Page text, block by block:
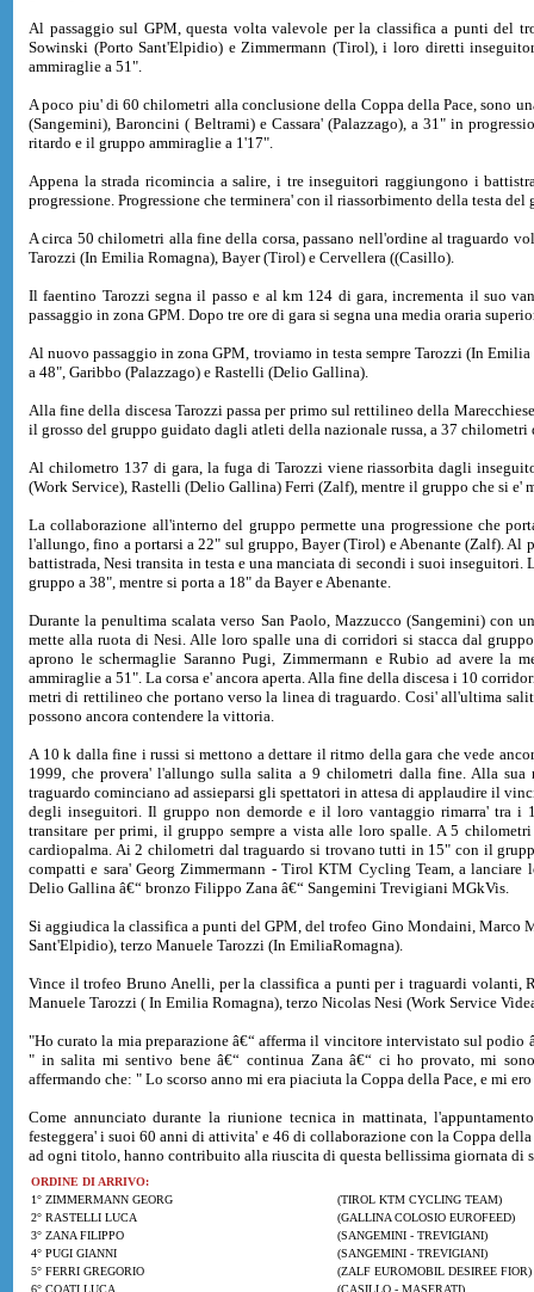
Al passaggio sul GPM, questa volta valevole per la classifica a punti del
Sowinski (Porto Sant'Elpidio) e Zimmermann (Tirol), i loro diretti
ammiraglie a 51".
A poco piu' di 60 chilometri alla conclusione della Coppa della Pace, sono
(Sangemini), Baroncini ( Beltrami) e Cassara' (Palazzago), a 31" in
ritardo e il gruppo ammiraglie a 1'17".
Appena la strada ricomincia a salire, i tre inseguitori raggiungono i
progressione. Progressione che terminera' con il riassorbimento della testa
A circa 50 chilometri alla fine della corsa, passano nell'ordine al traguardo
Tarozzi (In Emilia Romagna), Bayer (Tirol) e Cervellera ((Casillo).
Il faentino Tarozzi segna il passo e al km 124 di gara, incrementa il suo
passaggio in zona GPM. Dopo tre ore di gara si segna una media oraria
Al nuovo passaggio in zona GPM, troviamo in testa sempre Tarozzi (In
a 48", Garibbo (Palazzago) e Rastelli (Delio Gallina).
Alla fine della discesa Tarozzi passa per primo sul rettilineo della
il grosso del gruppo guidato dagli atleti della nazionale russa, a 37
Al chilometro 137 di gara, la fuga di Tarozzi viene riassorbita dagli
(Work Service), Rastelli (Delio Gallina) Ferri (Zalf), mentre il gruppo che si e'
La collaborazione all'interno del gruppo permette una progressione che
l'allungo, fino a portarsi a 22" sul gruppo, Bayer (Tirol) e Abenante (Zalf).
battistrada, Nesi transita in testa e una manciata di secondi i suoi
gruppo a 38", mentre si porta a 18" da Bayer e Abenante.
Durante la penultima scalata verso San Paolo, Mazzucco (Sangemini) con
mette alla ruota di Nesi. Alle loro spalle una di corridori si stacca dal
aprono le schermaglie Saranno Pugi, Zimmermann e Rubio ad avere la
ammiraglie a 51". La corsa e' ancora aperta. Alla fine della discesa i 10
metri di rettilineo che portano verso la linea di traguardo. Cosi' all'ultima
possono ancora contendere la vittoria.
A 10 k dalla fine i russi si mettono a dettare il ritmo della gara che vede
1999, che provera' l'allungo sulla salita a 9 chilometri dalla fine. Alla
traguardo cominciano ad assieparsi gli spettatori in attesa di applaudire il
degli inseguitori. Il gruppo non demorde e il loro vantaggio rimarra' tra i
transitare per primi, il gruppo sempre a vista alle loro spalle. A 5
cardiopalma. Ai 2 chilometri dal traguardo si trovano tutti in 15" con il
compatti e sara' Georg Zimmermann - Tirol KTM Cycling Team, a
Delio Gallina â€“ bronzo Filippo Zana â€“ Sangemini Trevigiani MGkVis.
Si aggiudica la classifica a punti del GPM, del trofeo Gino Mondaini, Marco
Sant'Elpidio), terzo Manuele Tarozzi (In EmiliaRomagna).
Vince il trofeo Bruno Anelli, per la classifica a punti per i traguardi volanti,
Manuele Tarozzi ( In Emilia Romagna), terzo Nicolas Nesi (Work Service
"Ho curato la mia preparazione â€“ afferma il vincitore intervistato sul
" in salita mi sentivo bene â€“ continua Zana â€“ ci ho provato, mi
affermando che: " Lo scorso anno mi era piaciuta la Coppa della Pace, e mi
Come annunciato durante la riunione tecnica in mattinata,
festeggera' i suoi 60 anni di attivita' e 46 di collaborazione con la Coppa
ad ogni titolo, hanno contribuito alla riuscita di questa bellissima giornata di
ORDINE DI ARRIVO:
1° ZIMMERMANN GEORG
(TIROL KTM CYCLING TEAM)
2° RASTELLI LUCA
(GALLINA COLOSIO EUROFEED)
3° ZANA FILIPPO
(SANGEMINI - TREVIGIANI)
4° PUGI GIANNI
(SANGEMINI - TREVIGIANI)
5° FERRI GREGORIO
(ZALF EUROMOBIL DESIREE FIOR)
6° COATI LUCA
(CASILLO - MASERATI)